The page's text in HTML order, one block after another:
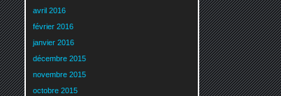
avril 2016
février 2016
janvier 2016
décembre 2015
novembre 2015
octobre 2015